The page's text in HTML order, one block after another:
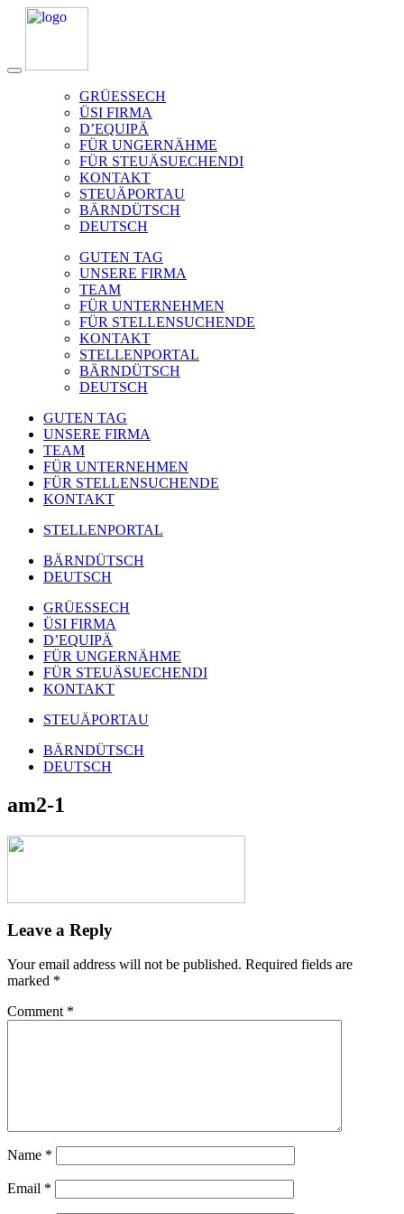
GRÜESSECH
ÜSI FIRMA
D’EQUIPÄ
FÜR UNGERNÄHME
FÜR STEUÄSUECHENDI
KONTAKT
STEUÄPORTAU
BÄRNDÜTSCH
DEUTSCH
GUTEN TAG
UNSERE FIRMA
TEAM
FÜR UNTERNEHMEN
FÜR STELLENSUCHENDE
KONTAKT
STELLENPORTAL
BÄRNDÜTSCH
DEUTSCH
GUTEN TAG
UNSERE FIRMA
TEAM
FÜR UNTERNEHMEN
FÜR STELLENSUCHENDE
KONTAKT
STELLENPORTAL
BÄRNDÜTSCH
DEUTSCH
GRÜESSECH
ÜSI FIRMA
D’EQUIPÄ
FÜR UNGERNÄHME
FÜR STEUÄSUECHENDI
KONTAKT
STEUÄPORTAU
BÄRNDÜTSCH
DEUTSCH
am2-1
Leave a Reply
Your email address will not be published. Required fields are
marked *
Comment *
Name *
Email *